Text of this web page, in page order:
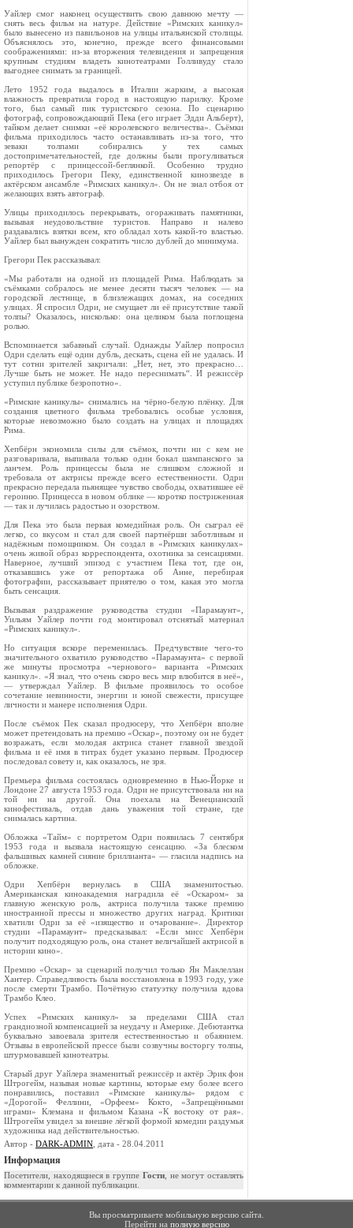
Уайлер смог наконец осуществить свою давнюю мечту —
снять весь фильм на натуре. Действие «Римских каникул»
было вынесено из павильонов на улицы итальянской столицы.
Объяснялось это, конечно, прежде всего финансовыми
соображениями: из-за вторжения телевидения и запрещения
крупным студиям владеть кинотеатрами Голливуду стало
выгоднее снимать за границей.
Лето 1952 года выдалось в Италии жарким, а высокая
влажность превратила город в настоящую парилку. Кроме
того, был самый пик туристского сезона. По сценарию
фотограф, сопровождающий Пека (его играет Эдди Альберт),
тайком делает снимки «её королевского величества». Съёмки
фильма приходилось часто останавливать из-за того, что
зеваки толпами собирались у тех самых
достопримечательностей, где должны были прогуливаться
репортёр с принцессой-беглянкой. Особенно трудно
приходилось Грегори Пеку, единственной кинозвезде в
актёрском ансамбле «Римских каникул». Он не знал отбоя от
желающих взять автограф.
Улицы приходилось перекрывать, огораживать памятники,
вызывая неудовольствие туристов. Направо и налево
раздавались взятки всем, кто обладал хоть какой-то властью.
Уайлер был вынужден сократить число дублей до минимума.
Грегори Пек рассказывал:
«Мы работали на одной из площадей Рима. Наблюдать за
съёмками собралось не менее десяти тысяч человек — на
городской лестнице, в близлежащих домах, на соседних
улицах. Я спросил Одри, не смущает ли её присутствие такой
толпы? Оказалось, нисколько: она целиком была поглощена
ролью.
Вспоминается забавный случай. Однажды Уайлер попросил
Одри сделать ещё один дубль, дескать, сцена ей не удалась. И
тут сотни зрителей закричали: „Нет, нет, это прекрасно…
Лучше быть не может. Не надо переснимать“. И режиссёр
уступил публике безропотно».
«Римские каникулы» снимались на чёрно-белую плёнку. Для
создания цветного фильма требовались особые условия,
которые невозможно было создать на улицах и площадях
Рима.
Хепбёрн экономила силы для съёмок, почти ни с кем не
разговаривала, выпивала только один бокал шампанского за
ланчем. Роль принцессы была не слишком сложной и
требовала от актрисы прежде всего естественности. Одри
прекрасно передала пьянящее чувство свободы, охватившее её
героиню. Принцесса в новом облике — коротко постриженная
— так и лучилась радостью и озорством.
Для Пека это была первая комедийная роль. Он сыграл её
легко, со вкусом и стал для своей партнёрши заботливым и
надёжным помощником. Он создал в «Римских каникулах»
очень живой образ корреспондента, охотника за сенсациями.
Наверное, лучший эпизод с участием Пека тот, где он,
отказавшись уже от репортажа об Анне, перебирая
фотографии, рассказывает приятелю о том, какая это могла
быть сенсация.
Вызывая раздражение руководства студии «Парамаунт»,
Уильям Уайлер почти год монтировал отснятый материал
«Римских каникул».
Но ситуация вскоре переменилась. Предчувствие чего-то
значительного охватило руководство «Парамаунта» с первой
же минуты просмотра «чернового» варианта «Римских
каникул». «Я знал, что очень скоро весь мир влюбится в неё»,
— утверждал Уайлер. В фильме проявилось то особое
сочетание невинности, энергии и юной свежести, присущее
личности и манере исполнения Одри.
После съёмок Пек сказал продюсеру, что Хепбёрн вполне
может претендовать на премию «Оскар», поэтому он не будет
возражать, если молодая актриса станет главной звездой
фильма и её имя в титрах будет указано первым. Продюсер
последовал совету и, как оказалось, не зря.
Премьера фильма состоялась одновременно в Нью-Йорке и
Лондоне 27 августа 1953 года. Одри не присутствовала ни на
той ни на другой. Она поехала на Венецианский
кинофестиваль, отдав дань уважения той стране, где
снималась картина.
Обложка «Тайм» с портретом Одри появилась 7 сентября
1953 года и вызвала настоящую сенсацию. «За блеском
фальшивых камней сияние бриллианта» — гласила надпись на
обложке.
Одри Хепбёрн вернулась в США знаменитостью.
Американская киноакадемия наградила её «Оскаром» за
главную женскую роль, актриса получила также премию
иностранной прессы и множество других наград. Критики
хватили Одри за её «изящество и очарование». Директор
студии «Парамаунт» предсказывал: «Если мисс Хепбёрн
получит подходящую роль, она станет величайшей актрисой в
истории кино».
Премию «Оскар» за сценарий получил только Ян Маклеллан
Хантер. Справедливость была восстановлена в 1993 году, уже
после смерти Трамбо. Почётную статуэтку получила вдова
Трамбо Клео.
Успех «Римских каникул» за пределами США стал
грандиозной компенсацией за неудачу и Америке. Дебютантка
буквально завоевала зрителя естественностью и обаянием.
Отзывы в европейской прессе были созвучны восторгу толпы,
штурмовавшей кинотеатры.
Старый друг Уайлера знаменитый режиссёр и актёр Эрик фон
Штрогейм, называя новые картины, которые ему более всего
понравились, поставил «Римские каникулы» рядом с
«Дорогой» Феллини, «Орфеем» Кокто, «Запрещёнными
играми» Клемана и фильмом Казана «К востоку от рая».
Штрогейм увидел за внешне лёгкой формой комедии раздумья
художника над действительностью.
Автор - DARK-ADMIN , дата - 28.04.2011
Информация
Посетители, находящиеся в группе Гости, не могут оставлять
комментарии к данной публикации.
Вы просматриваете мобильную версию сайта.
Перейти на полную версию